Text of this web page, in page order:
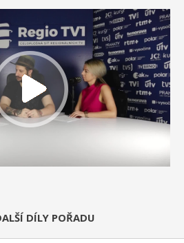
DÍLY POŘADU